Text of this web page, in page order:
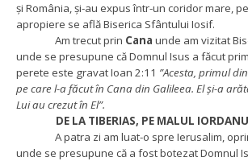
și România, și-au expus într-un coridor mare,
apropiere se află Biserica Sfântului Iosif.
Am trecut prin Cana unde am vizitat
unde se presupune că Domnul Isus a făcut
perete este gravat Ioan 2:11 ”Acesta, primul
pe care l-a făcut în Cana din Galileea. El și-a
Lui au crezut în El”.
DE LA TIBERIAS, PE MALUL
A patra zi am luat-o spre Ierusalim,
unde se presupune că a fost botezat Domnul